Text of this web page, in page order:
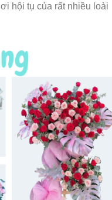
hội tụ của rất nhiều loài